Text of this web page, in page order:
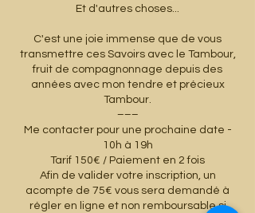
Et d'autres choses...
C'est une joie immense que de vous
transmettre ces Savoirs avec le Tambour,
fruit de compagnonnage depuis des
années avec mon tendre et précieux
Tambour.
–––
Me contacter pour une prochaine date -
10h à 19h
Tarif 150€ / Paiement en 2 fois
Afin de valider votre inscription, un
acompte de 75€ vous sera demandé à
régler en ligne et non remboursable si